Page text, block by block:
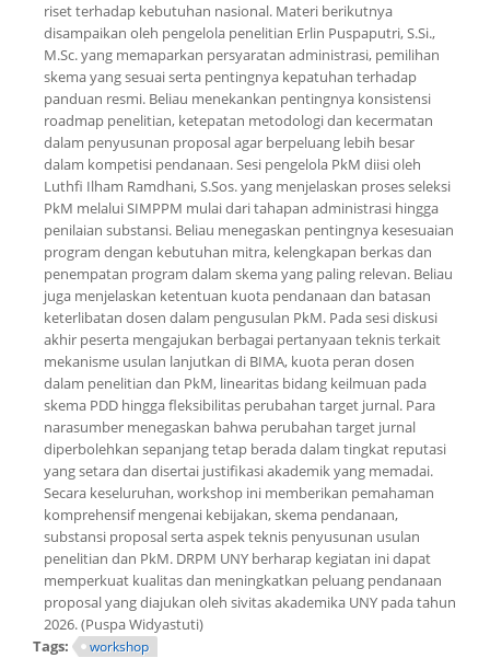
riset terhadap kebutuhan nasional. Materi berikutnya
disampaikan oleh pengelola penelitian Erlin Puspaputri, S.Si.,
M.Sc. yang memaparkan persyaratan administrasi, pemilihan
skema yang sesuai serta pentingnya kepatuhan terhadap
panduan resmi. Beliau menekankan pentingnya konsistensi
roadmap penelitian, ketepatan metodologi dan kecermatan
dalam penyusunan proposal agar berpeluang lebih besar
dalam kompetisi pendanaan. Sesi pengelola PkM diisi oleh
Luthfi Ilham Ramdhani, S.Sos. yang menjelaskan proses seleksi
PkM melalui SIMPPM mulai dari tahapan administrasi hingga
penilaian substansi. Beliau menegaskan pentingnya kesesuaian
program dengan kebutuhan mitra, kelengkapan berkas dan
penempatan program dalam skema yang paling relevan. Beliau
juga menjelaskan ketentuan kuota pendanaan dan batasan
keterlibatan dosen dalam pengusulan PkM. Pada sesi diskusi
akhir peserta mengajukan berbagai pertanyaan teknis terkait
mekanisme usulan lanjutkan di BIMA, kuota peran dosen
dalam penelitian dan PkM, linearitas bidang keilmuan pada
skema PDD hingga fleksibilitas perubahan target jurnal. Para
narasumber menegaskan bahwa perubahan target jurnal
diperbolehkan sepanjang tetap berada dalam tingkat reputasi
yang setara dan disertai justifikasi akademik yang memadai.
Secara keseluruhan, workshop ini memberikan pemahaman
komprehensif mengenai kebijakan, skema pendanaan,
substansi proposal serta aspek teknis penyusunan usulan
penelitian dan PkM. DRPM UNY berharap kegiatan ini dapat
memperkuat kualitas dan meningkatkan peluang pendanaan
proposal yang diajukan oleh sivitas akademika UNY pada tahun
2026. (Puspa Widyastuti)
Tags:
workshop